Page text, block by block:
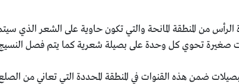
المنطقة المانحة والتي تكون حاوية على الشعر الذي سيتم زرعه
تحوي كل وحدة على بصيلة شعرية كما يتم فصل النسيج
ضمن هذه القنوات في المنطقة المحددة التي تعاني من